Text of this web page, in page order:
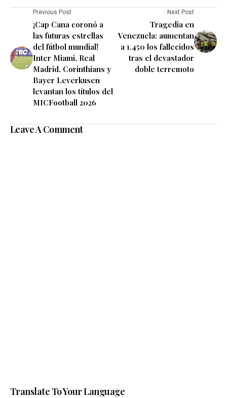
Previous Post
¡Cap Cana coronó a
las futuras estrellas
del fútbol mundial!
Inter Miami, Real
Madrid, Corinthians y
Bayer Leverkusen
levantan los títulos del
MICFootball 2026
Next Post
Tragedia en
Venezuela: aumentan
a 1,450 los fallecidos
tras el devastador
doble terremoto
Leave A Comment
Translate To Your Language